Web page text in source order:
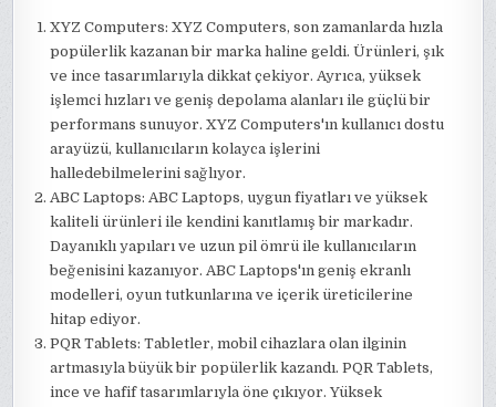
XYZ Computers: XYZ Computers, son zamanlarda hızla
popülerlik kazanan bir marka haline geldi. Ürünleri, şık
ve ince tasarımlarıyla dikkat çekiyor. Ayrıca, yüksek
işlemci hızları ve geniş depolama alanları ile güçlü bir
performans sunuyor. XYZ Computers'ın kullanıcı dostu
arayüzü, kullanıcıların kolayca işlerini
halledebilmelerini sağlıyor.
ABC Laptops: ABC Laptops, uygun fiyatları ve yüksek
kaliteli ürünleri ile kendini kanıtlamış bir markadır.
Dayanıklı yapıları ve uzun pil ömrü ile kullanıcıların
beğenisini kazanıyor. ABC Laptops'ın geniş ekranlı
modelleri, oyun tutkunlarına ve içerik üreticilerine
hitap ediyor.
PQR Tablets: Tabletler, mobil cihazlara olan ilginin
artmasıyla büyük bir popülerlik kazandı. PQR Tablets,
ince ve hafif tasarımlarıyla öne çıkıyor. Yüksek